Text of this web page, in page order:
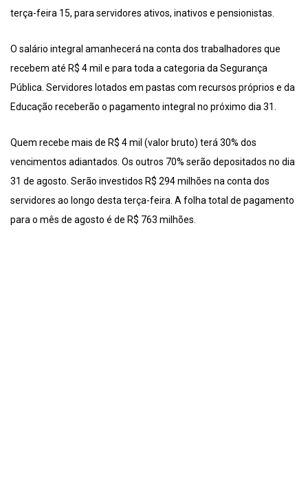
terça-feira 15, para servidores ativos, inativos e pensionistas.
O salário integral amanhecerá na conta dos trabalhadores que
recebem até R$ 4 mil e para toda a categoria da Segurança
Pública. Servidores lotados em pastas com recursos próprios e da
Educação receberão o pagamento integral no próximo dia 31.
Quem recebe mais de R$ 4 mil (valor bruto) terá 30% dos
vencimentos adiantados. Os outros 70% serão depositados no dia
31 de agosto. Serão investidos R$ 294 milhões na conta dos
servidores ao longo desta terça-feira. A folha total de pagamento
para o mês de agosto é de R$ 763 milhões.